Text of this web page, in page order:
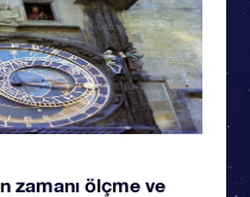
zamanı ölçme ve